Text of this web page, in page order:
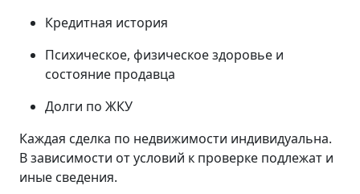
Кредитная история
Психическое, физическое здоровье и
состояние продавца
Долги по ЖКУ
Каждая сделка по недвижимости индивидуальна.
В зависимости от условий к проверке подлежат и
иные сведения.